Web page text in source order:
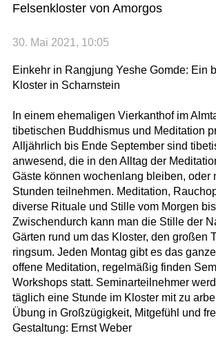
Felsenkloster von Amorgos
30. Mai 2021, 10:05
Einkehr in Rangjung Yeshe Gomde: Ein
Kloster in Scharnstein
In einem ehemaligen Vierkanthof im
tibetischen Buddhismus und Meditation
Alljährlich bis Ende September sind
anwesend, die in den Alltag der
Gäste können wochenlang bleiben, oder
Stunden teilnehmen. Meditation,
diverse Rituale und Stille vom Morgen
Zwischendurch kann man die Stille der
Gärten rund um das Kloster, den großen
ringsum. Jeden Montag gibt es das
offene Meditation, regelmäßig finden
Workshops statt. Seminarteilnehmer
täglich eine Stunde im Kloster mit zu
Übung in Großzügigkeit, Mitgefühl und
Gestaltung: Ernst Weber